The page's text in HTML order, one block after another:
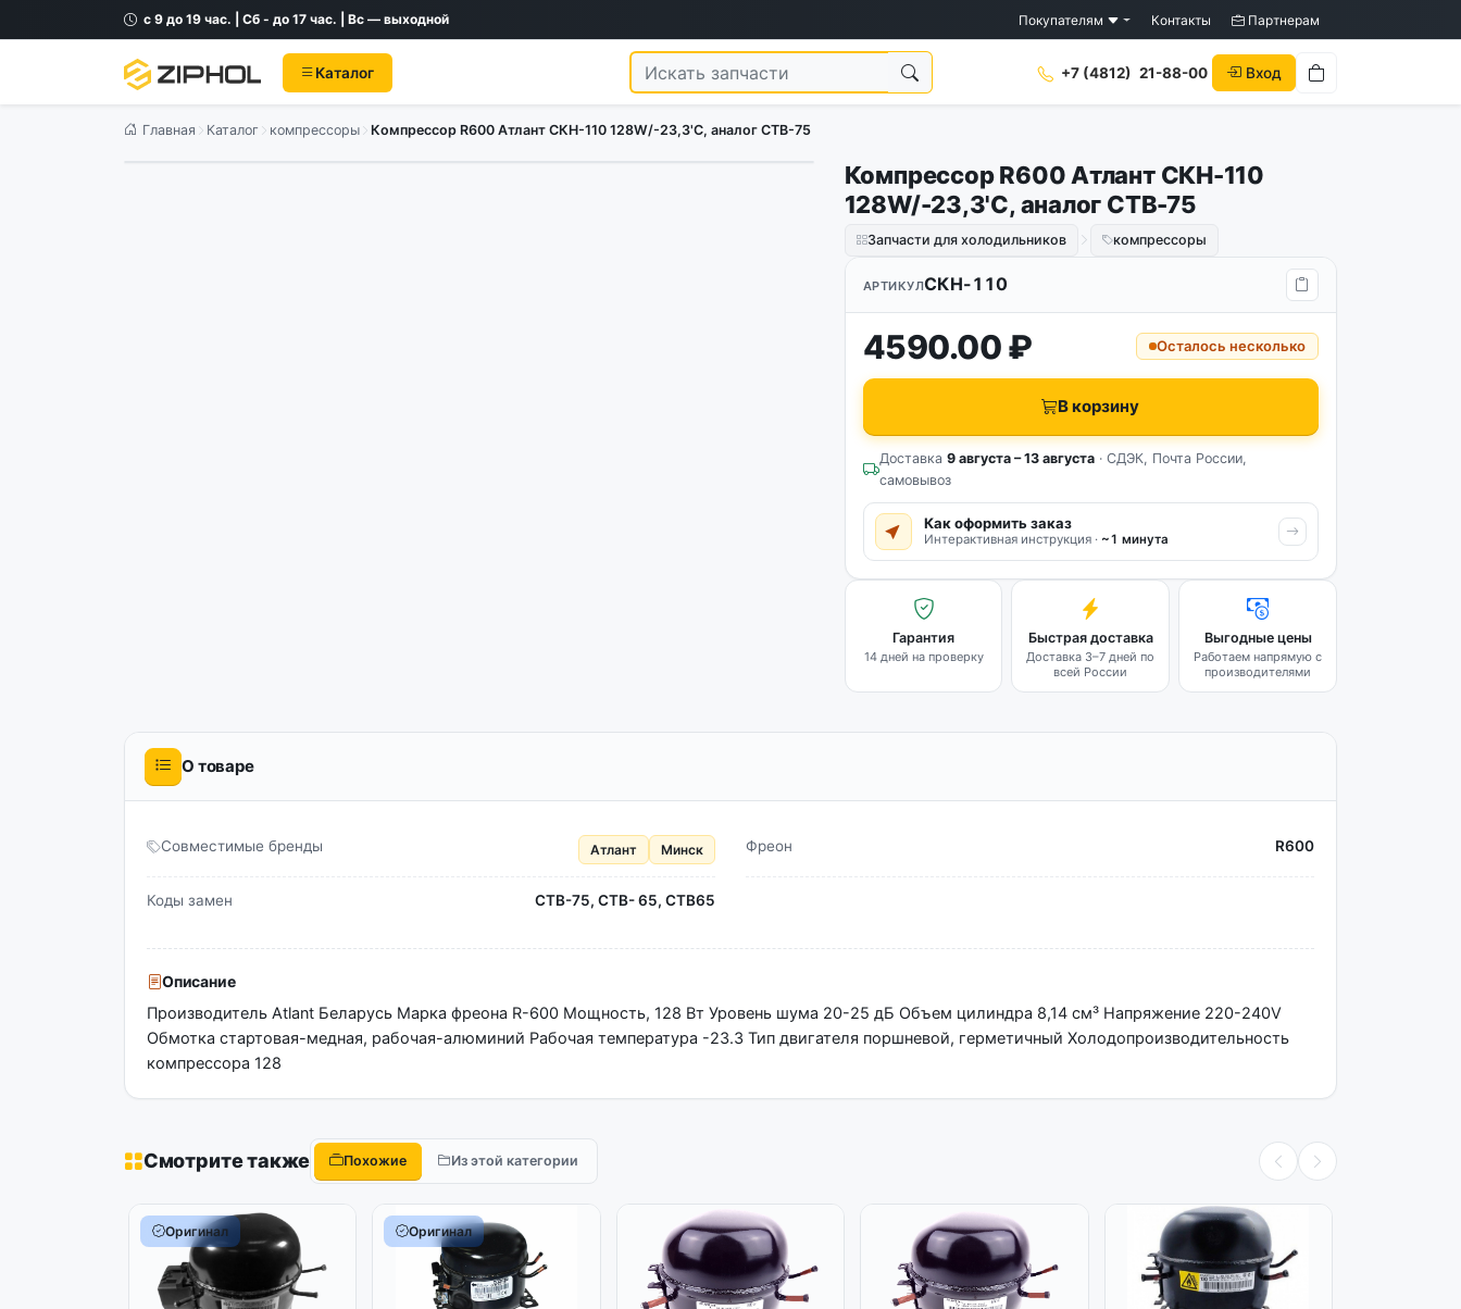
с 9 до 19 час. | Сб - до 17 час. | Вс — выходной Покупателям Контакты Партнерам
Каталог +7 (4812) 21-88-00 Вход
Главная Каталог компрессоры Компрессор R600 Атлант СКН-110 128W/-23,3'C, аналог СТВ-75
Компрессор R600 Атлант СКН-110
128W/-23,3'C, аналог СТВ-75
Запчасти для холодильников компрессоры
АРТИКУЛСКН-110
4590.00 ₽ Осталось несколько
В корзину
Доставка 9 августа – 13 августа· СДЭК, Почта России,
самовывоз
Как оформить заказ
Интерактивная инструкция · ~1 минута
Гарантия
14 дней на проверку
Быстрая доставка
Доставка 3–7 дней по
всей России
Выгодные цены
Работаем напрямую с
производителями
О товаре
Совместимые бренды Атлант Минск Фреон R600
Коды замен СТВ-75, СТВ- 65, СТВ65
Описание
Производитель Atlant Беларусь Марка фреона R-600 Мощность, 128 Вт Уровень шума 20-25 дБ Объем цилиндра 8,14 см³ Напряжение 220-240V
Обмотка стартовая-медная, рабочая-алюминий Рабочая температура -23.3 Тип двигателя поршневой, герметичный Холодопроизводительность
компрессора 128
Смотрите также Похожие Из этой категории
Оригинал Оригинал